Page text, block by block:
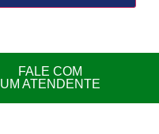
FALE COM
UM ATENDENTE